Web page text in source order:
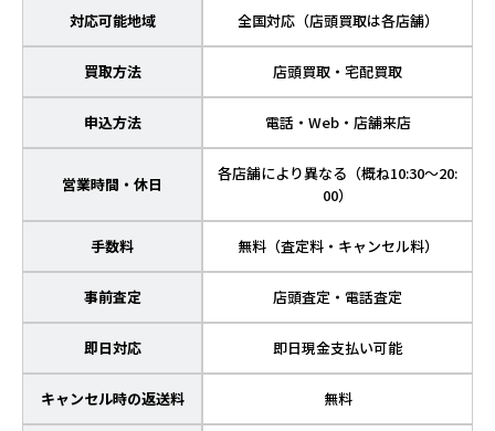
対応可能地域 全国対応（店頭買取は各店舗）
買取方法 店頭買取・宅配買取
申込方法 電話・Web・店舗来店
営業時間・休日
各店舗により異なる（概ね10:30～20:
00）
手数料 無料（査定料・キャンセル料）
事前査定 店頭査定・電話査定
即日対応 即日現金支払い可能
キャンセル時の返送料 無料